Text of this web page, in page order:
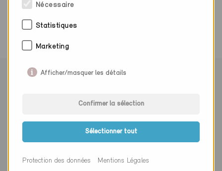
0 Bâtiments Minergie (0 Certificats)
Suivre Minergie
Nécessaire
Statistiques
Marketing
Afficher/masquer les détails
Confirmer la sélection
Sélectionner tout
Protection des données Mentions Légales